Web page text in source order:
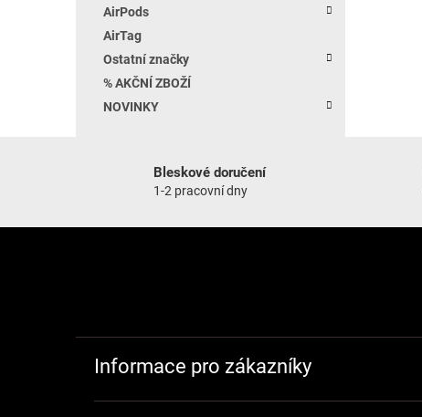
AirPods
AirTag
Ostatní značky
% AKČNÍ ZBOŽÍ
NOVINKY
Bleskové doručení
1-2 pracovní dny
Informace pro zákazníky